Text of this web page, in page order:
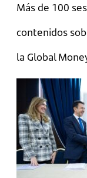
Más de 100
contenidos
la Global